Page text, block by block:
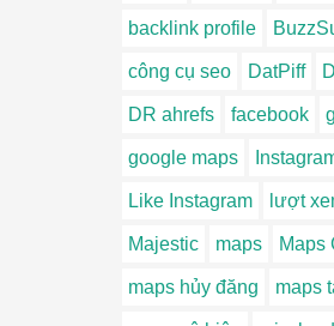
backlink profile
công cụ seo DatPiff
DR ahrefs facebook
google maps
Like Instagram lượt
Majestic maps Maps
maps hủy đăng maps